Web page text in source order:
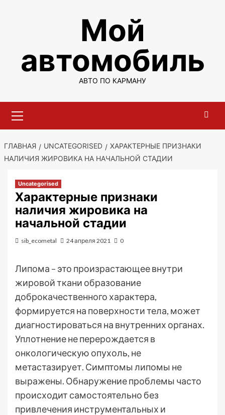
Мой
автомобиль
АВТО ПО КАРМАНУ
меню
ГЛАВНАЯ UNCATEGORISED
ХАРАКТЕРНЫЕ ПРИЗНАКИ
НАЛИЧИЯ ЖИРОВИКА НА НАЧАЛЬНОЙ СТАДИИ
Uncategorised
Характерные признаки
наличия жировика на
начальной стадии
sib_ecometal 24 апреля 2021 0
Липома – это произрастающее внутри
жировой ткани образование
доброкачественного характера,
формируется на поверхности тела, может
диагностироваться на внутренних органах.
Уплотнение не перерождается в
онкологическую опухоль, не
метастазирует. Симптомы липомы не
выражены. Обнаружение проблемы часто
происходит самостоятельно без
привлечения инструментальных и